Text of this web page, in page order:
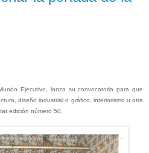
Ejecutivo, lanza su convocatoria para que
diseño industrial o gráfico, interiorismo u otra
edición número 50.